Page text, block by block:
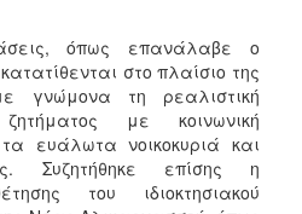
όπως επανάλαβε ο
στο πλαίσιο της
γνώμονα τη ρεαλιστική
με κοινωνική
ευάλωτα νοικοκυριά και
Συζητήθηκε επίσης η
του ιδιοκτησιακού